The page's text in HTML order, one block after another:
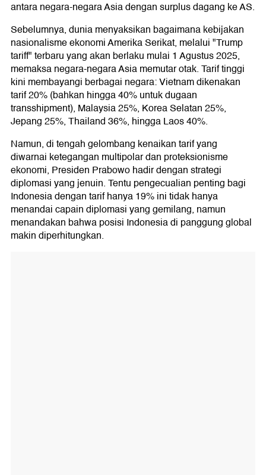
antara negara-negara Asia dengan surplus dagang ke AS.
Sebelumnya, dunia menyaksikan bagaimana kebijakan
nasionalisme ekonomi Amerika Serikat, melalui "Trump
tariff" terbaru yang akan berlaku mulai 1 Agustus 2025,
memaksa negara-negara Asia memutar otak. Tarif tinggi
kini membayangi berbagai negara: Vietnam dikenakan
tarif 20% (bahkan hingga 40% untuk dugaan
transshipment), Malaysia 25%, Korea Selatan 25%,
Jepang 25%, Thailand 36%, hingga Laos 40%.
Namun, di tengah gelombang kenaikan tarif yang
diwarnai ketegangan multipolar dan proteksionisme
ekonomi, Presiden Prabowo hadir dengan strategi
diplomasi yang jenuin. Tentu pengecualian penting bagi
Indonesia dengan tarif hanya 19% ini tidak hanya
menandai capain diplomasi yang gemilang, namun
menandakan bahwa posisi Indonesia di panggung global
makin diperhitungkan.